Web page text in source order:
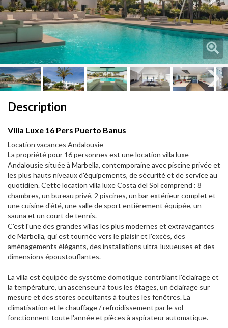
Next
Description
Villa Luxe 16 Pers Puerto Banus
Location vacances Andalousie
La propriété pour 16 personnes est une location villa luxe
Andalousie située à Marbella, contemporaine avec piscine privée et
les plus hauts niveaux d'équipements, de sécurité et de service au
quotidien. Cette location villa luxe Costa del Sol comprend : 8
chambres, un bureau privé, 2 piscines, un bar extérieur complet et
une cuisine d'été, une salle de sport entièrement équipée, un
sauna et un court de tennis.
C'est l'une des grandes villas les plus modernes et extravagantes
de Marbella, qui est tournée vers le plaisir et l'excès, des
aménagements élégants, des installations ultra-luxueuses et des
dimensions époustouflantes.
La villa est équipée de système domotique contrôlant l'éclairage et
la température, un ascenseur à tous les étages, un éclairage sur
mesure et des stores occultants à toutes les fenêtres. La
climatisation et le chauffage / refroidissement par le sol
fonctionnent toute l'année et pièces à aspirateur automatique.